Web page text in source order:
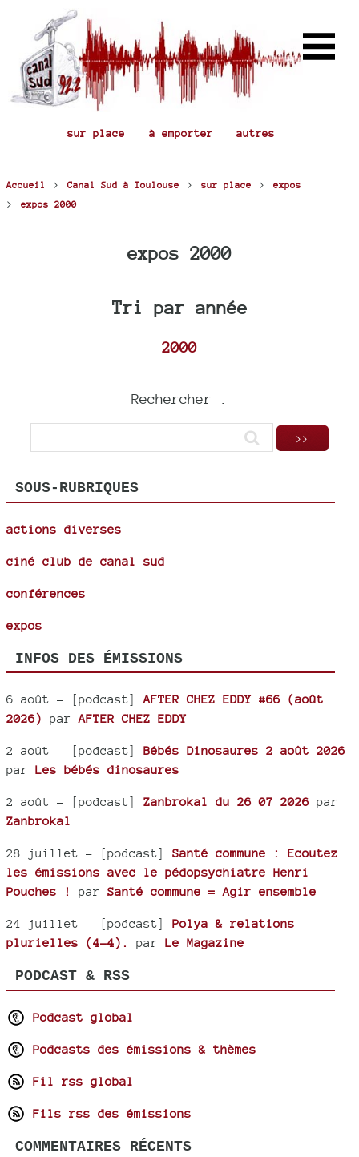
sur place à emporter autres
Accueil > Canal Sud à Toulouse > sur place > expos
> expos 2000
expos 2000
Tri par année
2000
Rechercher :
SOUS-RUBRIQUES
actions diverses
ciné club de canal sud
conférences
expos
INFOS DES ÉMISSIONS
6 août - [podcast] AFTER CHEZ EDDY #66 (août
2026)
par AFTER CHEZ EDDY
2 août - [podcast] Bébés Dinosaures 2 août 2026
par Les bébés dinosaures
2 août - [podcast] Zanbrokal du 26 07 2026 par
Zanbrokal
28 juillet - [podcast] Santé commune : Ecoutez
les émissions avec le pédopsychiatre Henri
Pouches !
par Santé commune = Agir ensemble
24 juillet - [podcast] Polya & relations
plurielles (4-4).
par Le Magazine
PODCAST & RSS
Podcast global
Podcasts des émissions & thèmes
Fil rss global
Fils rss des émissions
COMMENTAIRES RÉCENTS